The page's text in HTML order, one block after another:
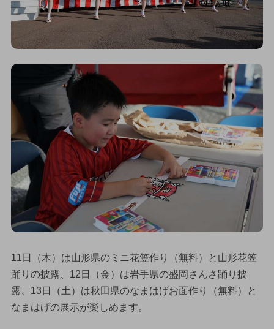
11日（木）は山形県のミニ花笠作り（無料）と山形花笠
踊りの披露、12日（金）は岩手県の盛岡さんさ踊り披
露、13日（土）は秋田県のなまはげお面作り（無料）と
なまはげの展示が楽しめます。